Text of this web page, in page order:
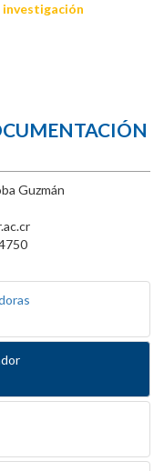
investigación
Guzmán